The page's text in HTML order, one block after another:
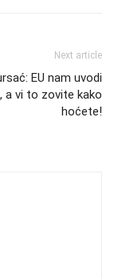
Next article
EU nam uvodi
a vi to zovite kako
hoćete!